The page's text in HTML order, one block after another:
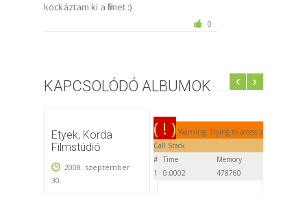
kockáztam ki a filmet :)
0
KAPCSOLÓDÓ ALBUMOK
Etyek, Korda
Filmstúdió
2008. szeptember
30.
( ! ) Warning: Trying to access array offset
Call Stack
# Time Memory
1
0.0002 478760